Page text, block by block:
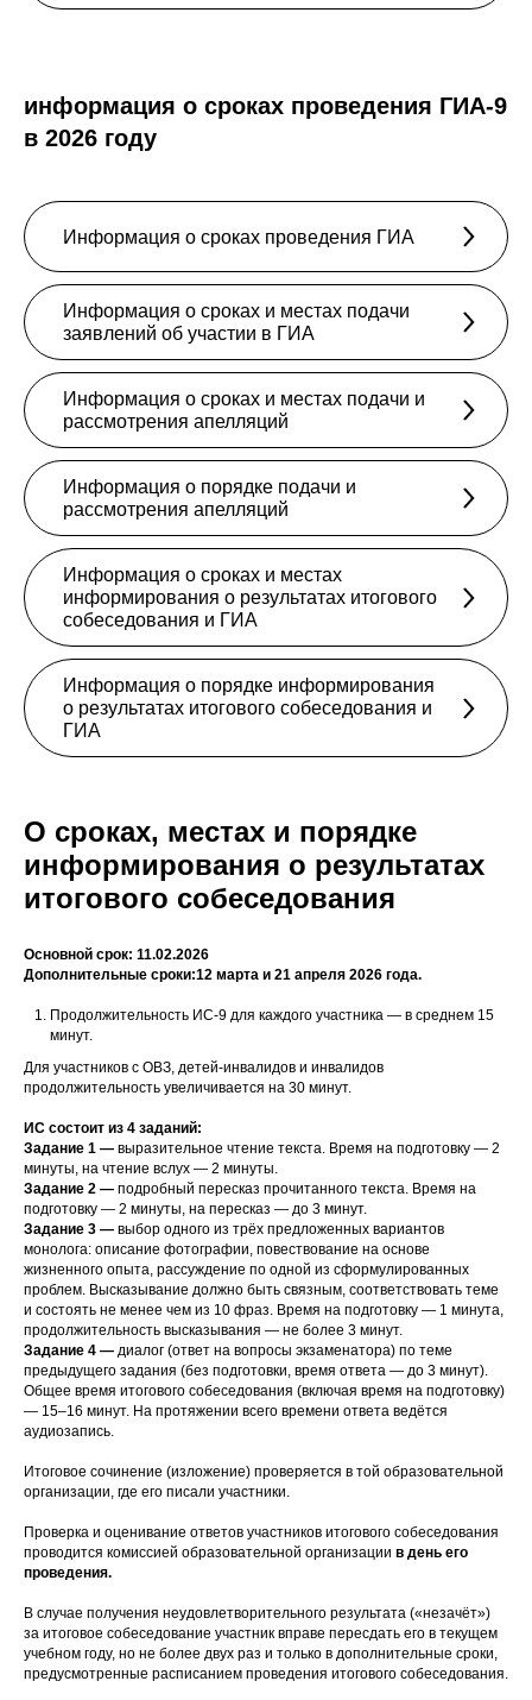
информация о сроках проведения ГИА-9
в 2026 году
Информация о сроках проведения ГИА
Информация о сроках и местах подачи
заявлений об участии в ГИА
Информация о сроках и местах подачи и
рассмотрения апелляций
Информация о порядке подачи и
рассмотрения апелляций
Информация о сроках и местах
информирования о результатах итогового
собеседования и ГИА
Информация о порядке информирования
о результатах итогового собеседования и
ГИА
О сроках, местах и порядке
информирования о результатах
итогового собеседования
Основной срок: 11.02.2026
Дополнительные сроки:12 марта и 21 апреля 2026 года.
Продолжительность ИС-9 для каждого участника — в среднем 15
минут.
Для участников с ОВЗ, детей-инвалидов и инвалидов
продолжительность увеличивается на 30 минут.
ИС состоит из 4 заданий:
Задание 1 — выразительное чтение текста. Время на подготовку — 2
минуты, на чтение вслух — 2 минуты.
Задание 2 — подробный пересказ прочитанного текста. Время на
подготовку — 2 минуты, на пересказ — до 3 минут.
Задание 3 — выбор одного из трёх предложенных вариантов
монолога: описание фотографии, повествование на основе
жизненного опыта, рассуждение по одной из сформулированных
проблем. Высказывание должно быть связным, соответствовать теме
и состоять не менее чем из 10 фраз. Время на подготовку — 1 минута,
продолжительность высказывания — не более 3 минут.
Задание 4 — диалог (ответ на вопросы экзаменатора) по теме
предыдущего задания (без подготовки, время ответа — до 3 минут).
Общее время итогового собеседования (включая время на подготовку)
— 15–16 минут. На протяжении всего времени ответа ведётся
аудиозапись.
Итоговое сочинение (изложение) проверяется в той образовательной
организации, где его писали участники.
Проверка и оценивание ответов участников итогового собеседования
проводится комиссией образовательной организации в день его
проведения.
В случае получения неудовлетворительного результата («незачёт»)
за итоговое собеседование участник вправе пересдать его в текущем
учебном году, но не более двух раз и только в дополнительные сроки,
предусмотренные расписанием проведения итогового собеседования.